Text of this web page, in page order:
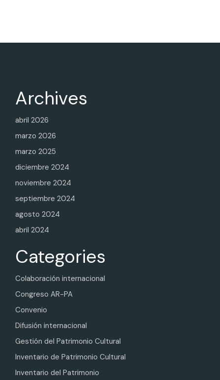
Archives
abril 2026
marzo 2026
marzo 2025
diciembre 2024
noviembre 2024
septiembre 2024
agosto 2024
abril 2024
Categories
Colaboración internacional
Congreso AR-PA
Convenio
Difusión internacional
Gestión del Patrimonio Cultural
Inventario de Patrimonio Cultural
Inventario del Patrimonio